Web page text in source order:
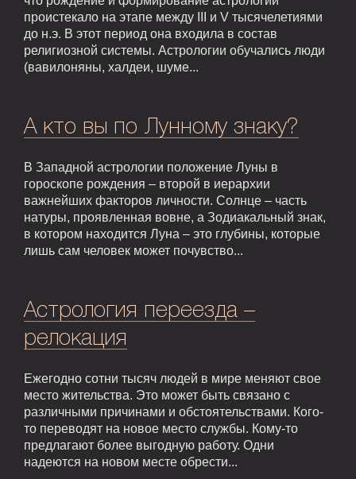
проистекало на этапе между III и V тысячелетиями
до н.э. В этот период она входила в состав
религиозной системы. Астрологии обучались люди
(вавилоняны, халдеи, шуме...
А кто вы по Лунному знаку?
В Западной астрологии положение Луны в
гороскопе рождения – второй в иерархии
важнейших факторов личности. Солнце – часть
натуры, проявленная вовне, а Зодиакальный знак,
в котором находится Луна – это глубины, которые
лишь сам человек может почувство...
Астрология переезда –
релокация
Ежегодно сотни тысяч людей в мире меняют свое
место жительства. Это может быть связано с
различными причинами и обстоятельствами. Кого-
то переводят на новое место службы. Кому-то
предлагают более выгодную работу. Одни
надеются на новом месте обрести...